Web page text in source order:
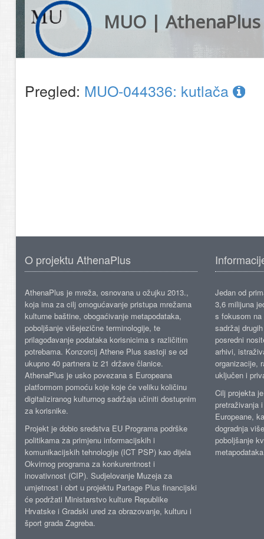
MUO | AthenaPlus
Pregled: MUO-044336: kutlača
O projektu AthenaPlus
AthenaPlus je mreža, osnovana u ožujku 2013.,
koja ima za cilj omogućavanje pristupa mrežama
kulturne baštine, obogaćivanje metapodataka,
poboljšanje višejezične terminologije, te
prilagođavanje podataka korisnicima s različitim
potrebama. Konzorcij Athene Plus sastoji se od
ukupno 40 partnera iz 21 države članice.
AthenaPlus je usko povezana s Europeana
platformom pomoću koje koje će veliku količinu
digitaliziranog kulturnog sadržaja učiniti dostupnim
za korisnike.
Projekt je dobio sredstva EU Programa podrške
politikama za primjenu informacijskih i
komunikacijskih tehnologije (ICT PSP) kao dijela
Okvirnog programa za konkurentnost i
inovativnost (CIP). Sudjelovanje Muzeja za
umjetnost i obrt u projektu Partage Plus financijski
će podržati Ministarstvo kulture Republike
Hrvatske i Gradski ured za obrazovanje, kulturu i
šport grada Zagreba.
Jedan od
3,6 milijuna
s fokusom
sadržaj
posredni
arhivi,
organizacije,
uključen i
Cilj projekta
pretraživanja
Europeane,
dogradnja
poboljšanje